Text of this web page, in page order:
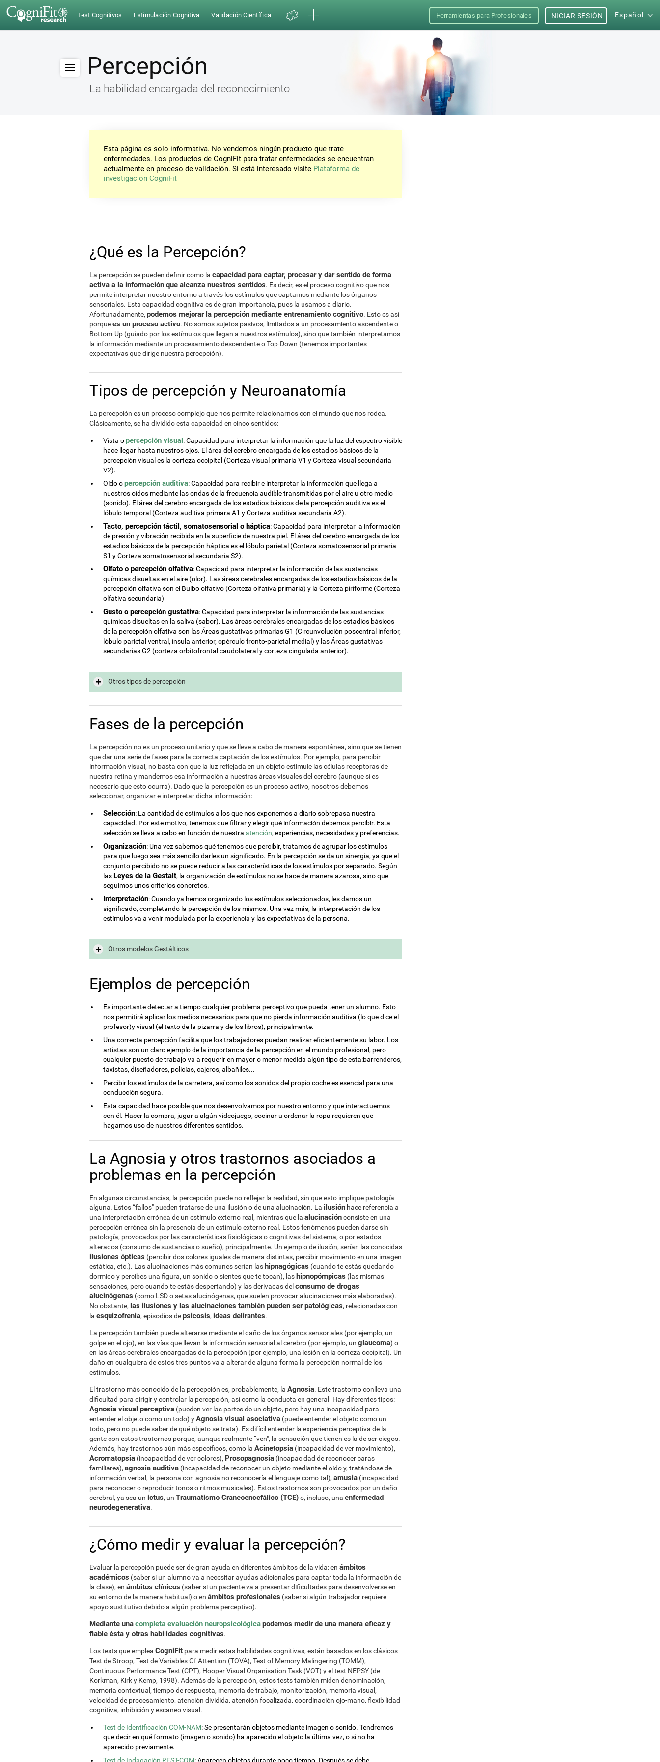
Test Cognitivos Estimulación Cognitiva Validación Científica Herramientas para Profesionales Español
INICIAR SESIÓN
Percepción
La habilidad encargada del reconocimiento
Esta página es solo informativa. No vendemos ningún producto que trate
enfermedades. Los productos de CogniFit para tratar enfermedades se encuentran
actualmente en proceso de validación. Si está interesado visite Plataforma de
investigación CogniFit
¿Qué es la Percepción?
La percepción se pueden definir como la capacidad para captar, procesar y dar sentido de forma
activa a la información que alcanza nuestros sentidos. Es decir, es el proceso cognitivo que nos
permite interpretar nuestro entorno a través los estímulos que captamos mediante los órganos
sensoriales. Esta capacidad cognitiva es de gran importancia, pues la usamos a diario.
Afortunadamente, podemos mejorar la percepción mediante entrenamiento cognitivo. Esto es así
porquees un proceso activo. No somos sujetos pasivos, limitados a un procesamiento ascendente o
Bottom-Up (guiado por los estímulos que llegan a nuestros estímulos), sino que también interpretamos
la información mediante un procesamiento descendente o Top-Down (tenemos importantes
expectativas que dirige nuestra percepción).
Tipos de percepción y Neuroanatomía
La percepción es un proceso complejo que nos permite relacionarnos con el mundo que nos rodea.
Clásicamente, se ha dividido esta capacidad en cinco sentidos:
Vista opercepción visual: Capacidad para interpretar la información que la luz del espectro visible
hace llegar hasta nuestros ojos. El área del cerebro encargada de los estadios básicos de la
percepción visual es la corteza occipital (Corteza visual primaria V1 y Corteza visual secundaria
V2).
Oído opercepción auditiva: Capacidad para recibir e interpretar la información que llega a
nuestros oídos mediante las ondas de la frecuencia audible transmitidas por el aire u otro medio
(sonido). El área del cerebro encargada de los estadios básicos de la percepción auditiva es el
lóbulo temporal (Corteza auditiva primara A1 y Corteza auditiva secundaria A2).
Tacto, percepción táctil, somatosensorial o háptica: Capacidad para interpretar la información
de presión y vibración recibida en la superficie de nuestra piel. El área del cerebro encargada de los
estadios básicos de la percepción háptica es el lóbulo parietal (Corteza somatosensorial primaria
S1 y Corteza somatosensorial secundaria S2).
Olfato o percepción olfativa: Capacidad para interpretar la información de las sustancias
químicas disueltas en el aire (olor). Las áreas cerebrales encargadas de los estadios básicos de la
percepción olfativa son el Bulbo olfativo (Corteza olfativa primaria) y la Corteza piriforme (Corteza
olfativa secundaria).
Gusto o percepción gustativa: Capacidad para interpretar la información de las sustancias
químicas disueltas en la saliva (sabor). Las áreas cerebrales encargadas de los estadios básicos
de la percepción olfativa son las Áreas gustativas primarias G1 (Circunvolución poscentral inferior,
lóbulo parietal ventral, ínsula anterior, opérculo fronto-parietal medial) y las Áreas gustativas
secundarias G2 (corteza orbitofrontal caudolateral y corteza cingulada anterior).
Otros tipos de percepción
Fases de la percepción
La percepción no es un proceso unitario y que se lleve a cabo de manera espontánea, sino que se tienen
que dar una serie de fases para la correcta captación de los estímulos. Por ejemplo, para percibir
información visual, no basta con que la luz reflejada en un objeto estimule las células receptoras de
nuestra retina y mandemos esa información a nuestras áreas visuales del cerebro (aunque sí es
necesario que esto ocurra). Dado que la percepción es un proceso activo, nosotros debemos
seleccionar, organizar e interpretar dicha información:
Selección: La cantidad de estímulos a los que nos exponemos a diario sobrepasa nuestra
capacidad. Por este motivo, tenemos que filtrar y elegir qué información debemos percibir. Esta
selección se lleva a cabo en función de nuestra atención, experiencias, necesidades y preferencias.
Organización: Una vez sabemos qué tenemos que percibir, tratamos de agrupar los estímulos
para que luego sea más sencillo darles un significado. En la percepción se da un sinergia, ya que el
conjunto percibido no se puede reducir a las características de los estímulos por separado. Según
las Leyes de la Gestalt, la organización de estímulos no se hace de manera azarosa, sino que
seguimos unos criterios concretos.
Interpretación: Cuando ya hemos organizado los estímulos seleccionados, les damos un
significado, completando la percepción de los mismos. Una vez más, la interpretación de los
estímulos va a venir modulada por la experiencia y las expectativas de la persona.
Otros modelos Gestálticos
Ejemplos de percepción
Es importante detectar a tiempo cualquier problema perceptivo que pueda tener un alumno. Esto
nos permitirá aplicar los medios necesarios para que no pierda información auditiva (lo que dice el
profesor)y visual (el texto de la pizarra y de los libros), principalmente.
Una correcta percepción facilita que los trabajadores puedan realizar eficientemente su labor. Los
artistas son un claro ejemplo de la importancia de la percepción en el mundo profesional, pero
cualquier puesto de trabajo va a requerir en mayor o menor medida algún tipo de esta:barrenderos,
taxistas, diseñadores, policías, cajeros, albañiles...
Percibir los estímulos de la carretera, así como los sonidos del propio coche es esencial para una
conducción segura.
Esta capacidad hace posible que nos desenvolvamos por nuestro entorno y que interactuemos
con él. Hacer la compra, jugar a algún videojuego, cocinar u ordenar la ropa requieren que
hagamos uso de nuestros diferentes sentidos.
La Agnosia y otros trastornos asociados a
problemas en la percepción
En algunas circunstancias, la percepción puede no reflejar la realidad, sin que esto implique patología
alguna. Estos “fallos" pueden tratarse de una ilusión o de una alucinación. La ilusión hace referencia a
una interpretación errónea de un estímulo externo real, mientras que la alucinaciónconsiste en una
percepción errónea sin la presencia de un estímulo externo real. Estos fenómenos pueden darse sin
patología, provocados por las características fisiológicas o cognitivas del sistema, o por estados
alterados (consumo de sustancias o sueño), principalmente. Un ejemplo de ilusión, serían las conocidas
ilusiones ópticas (percibir dos colores iguales de manera distintas, percibir movimiento en una imagen
estática, etc.). Las alucinaciones más comunes serían las hipnagógicas (cuando te estás quedando
dormido y percibes una figura, un sonido o sientes que te tocan), las hipnopómpicas (las mismas
sensaciones, pero cuando te estás despertando) y las derivadas del consumo de drogas
alucinógenas (como LSD o setas alucinógenas, que suelen provocar alucinaciones más elaboradas).
No obstante, las ilusiones y las alucinaciones también pueden ser patológicas, relacionadas con
la esquizofrenia, episodios depsicosis, ideas delirantes.
La percepción también puede alterarse mediante el daño de los órganos sensoriales (por ejemplo, un
golpe en el ojo), en las vías que llevan la información sensorial al cerebro (por ejemplo, un glaucoma) o
en las áreas cerebrales encargadas de la percepción (por ejemplo, una lesión en la corteza occipital). Un
daño en cualquiera de estos tres puntos va a alterar de alguna forma la percepción normal de los
estímulos.
El trastorno más conocido de la percepción es, probablemente, la Agnosia. Este trastorno conlleva una
dificultad para dirigir y controlar la percepción, así como la conducta en general. Hay diferentes tipos:
Agnosia visual perceptiva (pueden ver las partes de un objeto, pero hay una incapacidad para
entender el objeto como un todo) yAgnosia visual asociativa (puede entender el objeto como un
todo, pero no puede saber de qué objeto se trata). Es difícil entender la experiencia perceptiva de la
gente con estos trastornos porque, aunque realmente “ven", la sensación que tienen es la de ser ciegos.
Además, hay trastornos aún más específicos, como la Acinetopsia (incapacidad de ver movimiento),
Acromatopsia (incapacidad de ver colores), Prosopagnosia (incapacidad de reconocer caras
familiares), agnosia auditiva (incapacidad de reconocer un objeto mediante el oído y, tratándose de
información verbal, la persona con agnosia no reconocería el lenguaje como tal), amusia (incapacidad
para reconocer o reproducir tonos o ritmos musicales). Estos trastornos son provocados por un daño
cerebral, ya sea un ictus, un Traumatismo Craneoencefálico (TCE)o, incluso, una enfermedad
neurodegenerativa.
¿Cómo medir y evaluar la percepción?
Evaluar la percepción puede ser de gran ayuda en diferentes ámbitos de la vida: en ámbitos
académicos (saber si un alumno va a necesitar ayudas adicionales para captar toda la información de
la clase), en ámbitos clínicos (saber si un paciente va a presentar dificultades para desenvolverse en
su entorno de la manera habitual) o en ámbitos profesionales (saber si algún trabajador requiere
apoyo sustitutivo debido a algún problema perceptivo).
Mediante unacompleta evaluación neuropsicológicapodemos medir de una manera eficaz y
fiable ésta y otras habilidades cognitivas.
Los tests que emplea CogniFit para medir estas habilidades cognitivas, están basados en los clásicos
Test de Stroop, Test de Variables Of Attention (TOVA), Test of Memory Malingering (TOMM),
Continuous Performance Test (CPT), Hooper Visual Organisation Task (VOT) y el test NEPSY (de
Korkman, Kirk y Kemp, 1998). Además de la percepción, estos tests también miden denominación,
memoria contextual, tiempo de respuesta, memoria de trabajo, monitorización, memoria visual,
velocidad de procesamiento, atención dividida, atención focalizada, coordinación ojo-mano, flexibilidad
cognitiva, inhibición y escaneo visual.
Test de Identificación COM-NAM: Se presentarán objetos mediante imagen o sonido. Tendremos
que decir en qué formato (imagen o sonido) ha aparecido el objeto la última vez, o si no ha
aparecido previamente.
Test de Indagación REST-COM: Aparecen objetos durante poco tiempo. Después se debe